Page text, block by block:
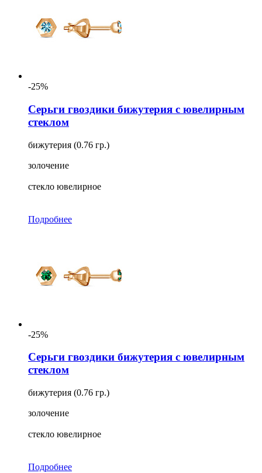
-25%
Серьги гвоздики бижутерия с ювелирным
стеклом
бижутерия (0.76 гр.)
золочение
стекло ювелирное
Подробнее
-25%
Серьги гвоздики бижутерия с ювелирным
стеклом
бижутерия (0.76 гр.)
золочение
стекло ювелирное
Подробнее